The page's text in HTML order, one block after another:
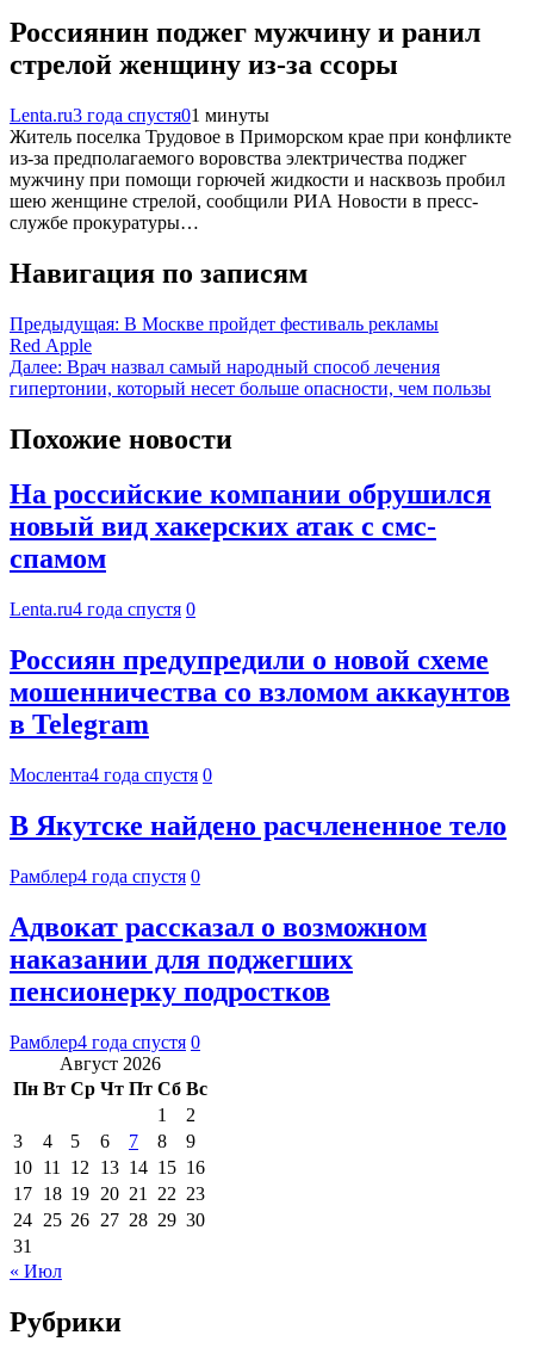
Россиянин поджег мужчину и ранил
стрелой женщину из-за ссоры
Lenta.ru3 года спустя01 минуты
Житель поселка Трудовое в Приморском крае при конфликте
из-за предполагаемого воровства электричества поджег
мужчину при помощи горючей жидкости и насквозь пробил
шею женщине стрелой, сообщили РИА Новости в пресс-
службе прокуратуры…
Навигация по записям
Предыдущая: В Москве пройдет фестиваль рекламы
Red Apple
Далее: Врач назвал самый народный способ лечения
гипертонии, который несет больше опасности, чем пользы
Похожие новости
На российские компании обрушился
новый вид хакерских атак с смс-
спамом
Lenta.ru4 года спустя 0
Россиян предупредили о новой схеме
мошенничества со взломом аккаунтов
в Telegram
Мослента4 года спустя 0
В Якутске найдено расчлененное тело
Рамблер4 года спустя 0
Адвокат рассказал о возможном
наказании для поджегших
пенсионерку подростков
Рамблер4 года спустя 0
Август 2026
Пн Вт Ср Чт Пт Сб Вс
1
2
3
4 5 6 7 8
9
10 11 12 13 14 15 16
17 18 19 20 21 22 23
24 25 26 27 28 29 30
31
« Июл
Рубрики